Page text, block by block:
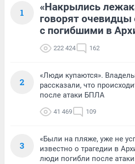
1
«Накрылись
говорят
с погибшими в
222 424 162
2
«Люди купаются».
рассказали, что
после атаки БПЛА
41 469 109
3
«Были на пляже, уже не
известно о трагедии в
люди погибли после